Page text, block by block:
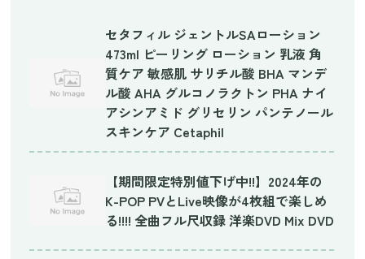
セタフィル ジェントルSAローション
473ml ピーリング ローション 乳液 角
質ケア 敏感肌 サリチル酸 BHA マンデ
ル酸 AHA グルコノラクトン PHA ナイ
アシンアミド グリセリン パンテノール
スキンケア Cetaphil
【期間限定特別値下げ中!!】2024年の
K-POP PVとLive映像が4枚組で楽しめ
る!!!! 全曲フル尺収録 洋楽DVD Mix DVD